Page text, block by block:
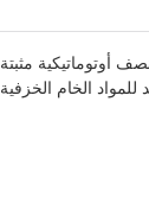
أوتوماتيكية مثبتة
الخام الخزفية